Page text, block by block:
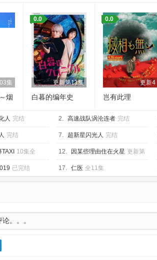
集
烟
更新第11集
0.0
白暮的编年史
更新4
0.0
岂有此理
人 完结 2. 高速战队涡沦连者 完结
完结 7. 超新星闪光人 完结
10集全 12. 因某些理由住在火星 更新第
06集
已完结 17. 仁医 全11集